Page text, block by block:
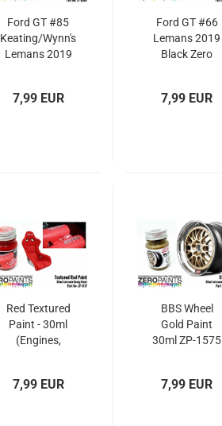
Ford GT #85
Keating/Wynn's
Lemans 2019
Matched
7,99 EUR
Ford GT #66
Lemans 2019
Black Zero
Paints 30ml
7,99 EUR
Red Textured
Paint - 30ml
(Engines,
7,99 EUR
BBS Wheel
Gold Paint
30ml ZP-1575
7,99 EUR